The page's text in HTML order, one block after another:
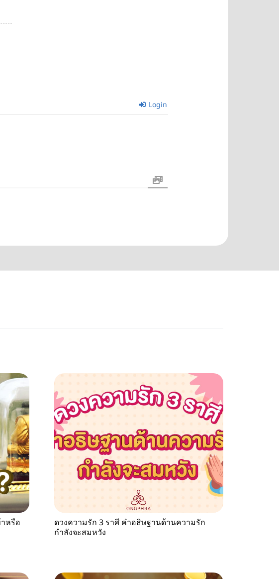
Login
หรือ
ดวงความรัก 3 ราศี คำอธิษฐานด้านความรัก
กำลังจะสมหวัง